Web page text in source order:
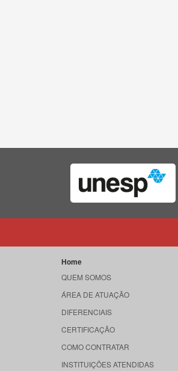
Home
QUEM SOMOS
ÁREA DE ATUAÇÃO
DIFERENCIAIS
CERTIFICAÇÃO
COMO CONTRATAR
INSTITUIÇÕES ATENDIDAS